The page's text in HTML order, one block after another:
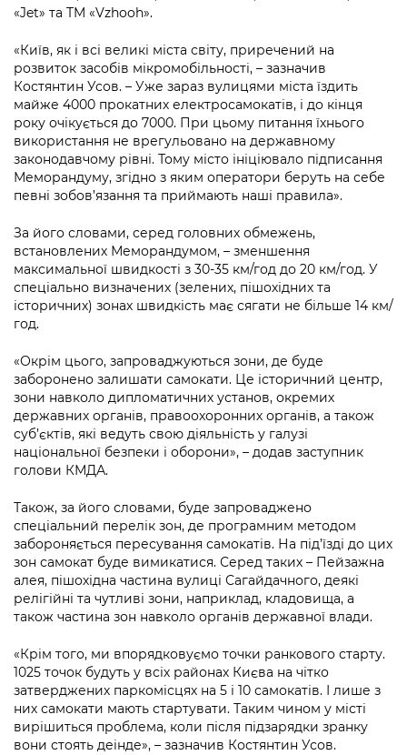
Підприємства, установи, організації
Kyiv International Relations
Річні звіти
Гендерна політика
Безбар'єрність
Київська міська військова адміністрація
Безбар'єрність
Портал послуг
Міський застосунок Київ Цифровий
Важливе під час воєнного стану
Уряд» – місцевий рівень»
Важливе під час воєнного стану
Про відкриті дані
Портал даних Києва
Публічні дашборди
«Jet» та TM «Vzhooh».
«Київ, як і всі великі міста світу, приречений на
розвиток засобів мікромобільності, – зазначив
Костянтин Усов. – Уже зараз вулицями міста їздить
майже 4000 прокатних електросамокатів, і до кінця
року очікується до 7000. При цьому питання їхнього
використання не врегульовано на державному
законодавчому рівні. Тому місто ініціювало підписання
Меморандуму, згідно з яким оператори беруть на себе
певні зобов’язання та приймають наші правила».
За його словами, серед головних обмежень,
встановлених Меморандумом, – зменшення
максимальної швидкості з 30-35 км/год до 20 км/год. У
спеціально визначених (зелених, пішохідних та
історичних) зонах швидкість має сягати не більше 14 км/
год.
«Окрім цього, запроваджуються зони, де буде
заборонено залишати самокати. Це історичний центр,
зони навколо дипломатичних установ, окремих
державних органів, правоохоронних органів, а також
суб’єктів, які ведуть свою діяльність у галузі
національної безпеки і оборони», – додав заступник
голови КМДА.
Також, за його словами, буде запроваджено
спеціальний перелік зон, де програмним методом
забороняється пересування самокатів. На під’їзді до цих
зон самокат буде вимикатися. Серед таких – Пейзажна
алея, пішохідна частина вулиці Сагайдачного, деякі
релігійні та чутливі зони, наприклад, кладовища, а
також частина зон навколо органів державної влади.
«Крім того, ми впорядковуємо точки ранкового старту.
1025 точок будуть у всіх районах Києва на чітко
затверджених паркомісцях на 5 і 10 самокатів. І лише з
них самокати мають стартувати. Таким чином у місті
вирішиться проблема, коли після підзарядки зранку
вони стоять деінде», – зазначив Костянтин Усов.